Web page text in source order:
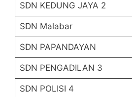
SDN KEDUNG JAYA 2
SDN Malabar
SDN PAPANDAYAN
SDN PENGADILAN 3
SDN POLISI 4